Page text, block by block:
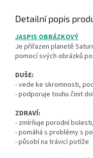
Detailní popis
JASPIS OBRÁZKOVÝ
Je přiřazen planetě
pomocí svých obrázků
DUŠE:
- vede ke skromnosti,
- podporuje touhu činit
ZDRAVÍ:
- zmírňuje porodní
- pomáhá s problémy s
- působí na trávicí potíže